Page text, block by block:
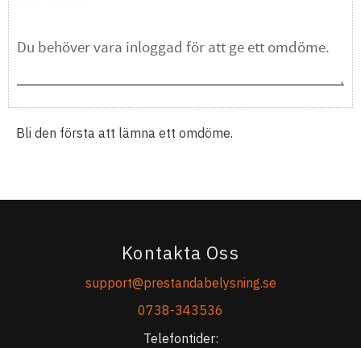
Bli den första att lämna ett omdöme.
Kontakta Oss
support@prestandabelysning.se
0738-343536
Telefontider: